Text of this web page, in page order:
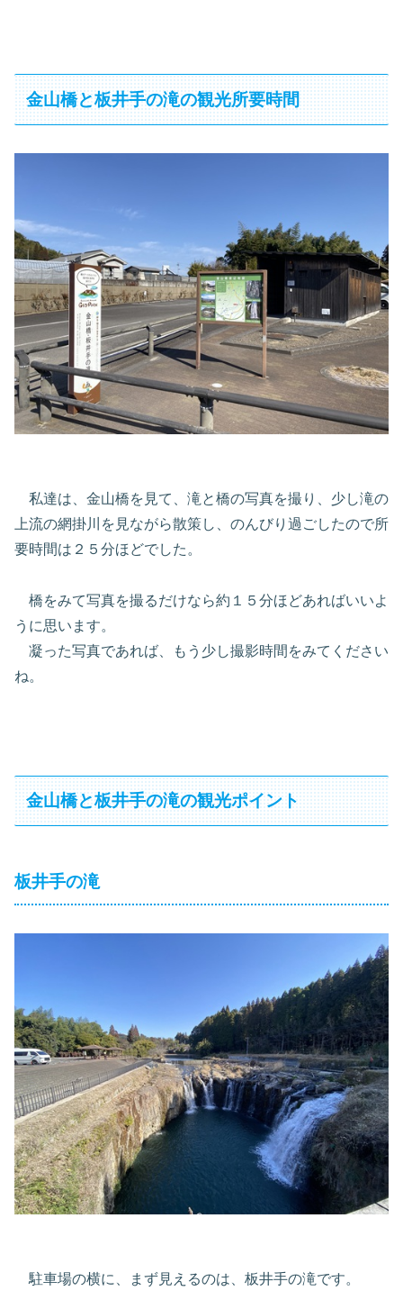
金山橋と板井手の滝の観光所要時間
私達は、金山橋を見て、滝と橋の写真を撮り、少し滝の
上流の網掛川を見ながら散策し、のんびり過ごしたので所
要時間は２５分ほどでした。
橋をみて写真を撮るだけなら約１５分ほどあればいいよ
うに思います。
凝った写真であれば、もう少し撮影時間をみてください
ね。
金山橋と板井手の滝の観光ポイント
板井手の滝
駐車場の横に、まず見えるのは、板井手の滝です。